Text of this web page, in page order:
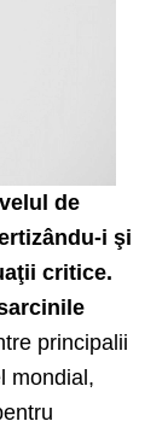
de
i şi
critice.
principalii
mondial,